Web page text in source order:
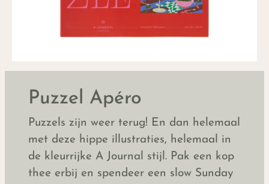
Puzzel Apéro
Puzzels zijn weer terug! En dan helemaal
met deze hippe illustraties, helemaal in
de kleurrijke A Journal stijl. Pak een kop
thee erbij en spendeer een slow Sunday